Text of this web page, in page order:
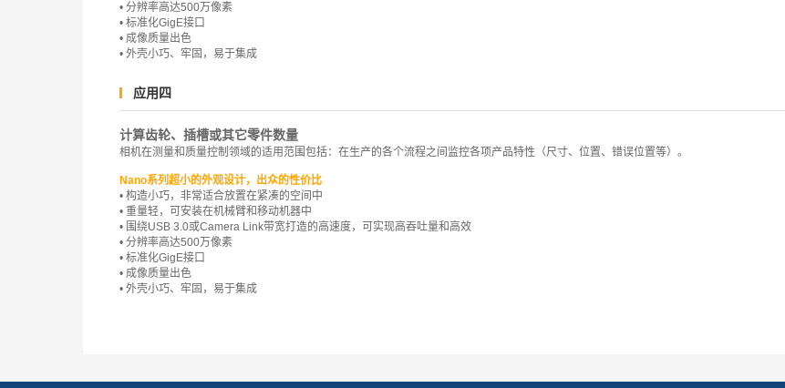
• 分辨率高达500万像素
• 标准化GigE接口
• 成像质量出色
• 外壳小巧、牢固，易于集成
应用四
计算齿轮、插槽或其它零件数量
相机在测量和质量控制领域的适用范围包括：在生产的各个流程之间监控各项产品特性（尺寸、位置、错误位置等）。
Nano系列超小的外观设计，出众的性价比
• 构造小巧，非常适合放置在紧凑的空间中
• 重量轻，可安装在机械臂和移动机器中
• 围绕USB 3.0或Camera Link带宽打造的高速度，可实现高吞吐量和高效
• 分辨率高达500万像素
• 标准化GigE接口
• 成像质量出色
• 外壳小巧、牢固，易于集成